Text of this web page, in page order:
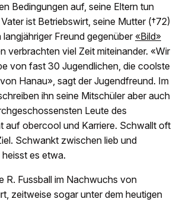
Bedingungen auf, seine Eltern tun
ist Betriebswirt, seine Mutter (†72)
Freund gegenüber «Bild»
verbrachten viel Zeit miteinander. «Wir
von fast 30 Jugendlichen, die coolste
Hanau», sagt der Jugendfreund. Im
ihn seine Mitschüler aber auch
Leute des
auf obercool und Karriere. Schwallt oft
Schwankt zwischen lieb und
es etwa.
R. Fussball im Nachwuchs von
zeitweise sogar unter dem heutigen